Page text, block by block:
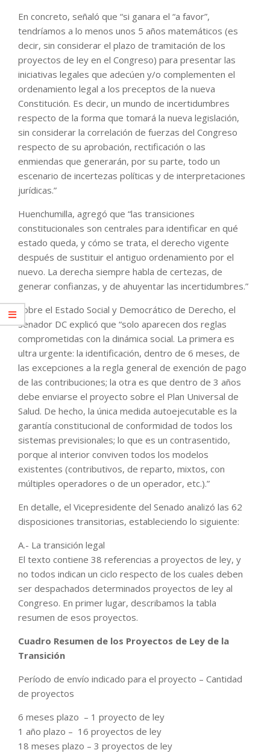
En concreto, señaló que “si ganara el “a favor”,
tendríamos a lo menos unos 5 años matemáticos (es
decir, sin considerar el plazo de tramitación de los
proyectos de ley en el Congreso) para presentar las
iniciativas legales que adecúen y/o complementen el
ordenamiento legal a los preceptos de la nueva
Constitución. Es decir, un mundo de incertidumbres
respecto de la forma que tomará la nueva legislación,
sin considerar la correlación de fuerzas del Congreso
respecto de su aprobación, rectificación o las
enmiendas que generarán, por su parte, todo un
escenario de incertezas políticas y de interpretaciones
jurídicas.”
Huenchumilla, agregó que “las transiciones
constitucionales son centrales para identificar en qué
estado queda, y cómo se trata, el derecho vigente
después de sustituir el antiguo ordenamiento por el
nuevo. La derecha siempre habla de certezas, de
generar confianzas, y de ahuyentar las incertidumbres.”
Sobre el Estado Social y Democrático de Derecho, el
senador DC explicó que “solo aparecen dos reglas
comprometidas con la dinámica social. La primera es
ultra urgente: la identificación, dentro de 6 meses, de
las excepciones a la regla general de exención de pago
de las contribuciones; la otra es que dentro de 3 años
debe enviarse el proyecto sobre el Plan Universal de
Salud. De hecho, la única medida autoejecutable es la
garantía constitucional de conformidad de todos los
sistemas previsionales; lo que es un contrasentido,
porque al interior conviven todos los modelos
existentes (contributivos, de reparto, mixtos, con
múltiples operadores o de un operador, etc.).”
En detalle, el Vicepresidente del Senado analizó las 62
disposiciones transitorias, estableciendo lo siguiente:
A.- La transición legal
El texto contiene 38 referencias a proyectos de ley, y
no todos indican un ciclo respecto de los cuales deben
ser despachados determinados proyectos de ley al
Congreso. En primer lugar, describamos la tabla
resumen de esos proyectos.
Cuadro Resumen de los Proyectos de Ley de la
Transición
Período de envío indicado para el proyecto – Cantidad
de proyectos
6 meses plazo – 1 proyecto de ley
1 año plazo – 16 proyectos de ley
18 meses plazo – 3 proyectos de ley